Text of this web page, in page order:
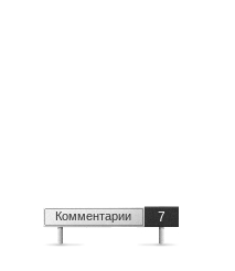
Комментарии 7